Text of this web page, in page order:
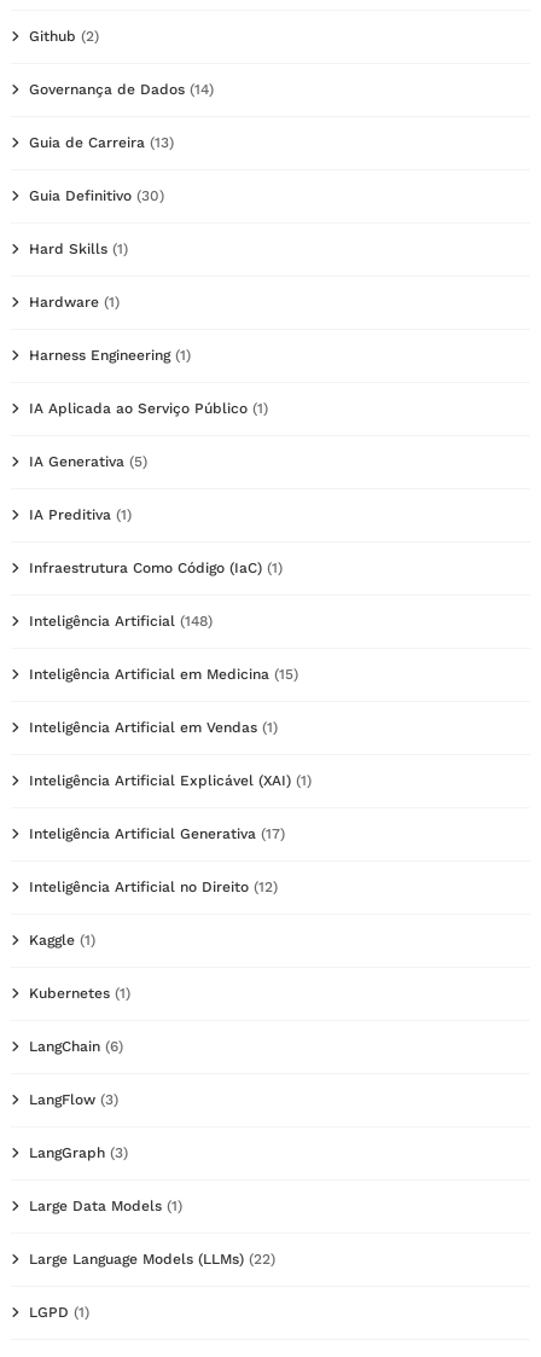
Github (2)
Governança de Dados (14)
Guia de Carreira (13)
Guia Definitivo (30)
Hard Skills (1)
Hardware (1)
Harness Engineering(1)
IA Aplicada ao Serviço Público (1)
IA Generativa (5)
IA Preditiva (1)
Infraestrutura Como Código (IaC) (1)
Inteligência Artificial (148)
Inteligência Artificial em Medicina (15)
Inteligência Artificial em Vendas (1)
Inteligência Artificial Explicável (XAI) (1)
Inteligência Artificial Generativa (17)
Inteligência Artificial no Direito (12)
Kaggle (1)
Kubernetes (1)
LangChain (6)
LangFlow (3)
LangGraph (3)
Large Data Models (1)
Large Language Models (LLMs) (22)
LGPD (1)